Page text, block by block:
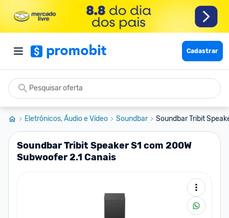
Cadastrar
Eletrônicos, Áudio e Vídeo Soundbar Soundbar Tribit
Soundbar Tribit Speaker S1 com 200W
Subwoofer 2.1 Canais